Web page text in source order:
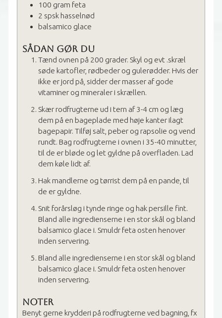
100 gram feta
2 spsk hasselnød
balsamico glace
Sådan gør du
Tænd ovnen på 200 grader. Skyl og evt .skræl
søde kartofler, rødbeder og gulerødder. Hvis der
ikke er jord på, sidder der masser af gode
vitaminer og mineraler i skrællen.
Skær rodfrugterne ud i tern af 3-4 cm og læg
dem på en bageplade med høje kanter ilagt
bagepapir. Tilføj salt, peber og rapsolie og vend
rundt. Bag rodfrugterne i ovnen i 35-40 minutter,
til de er bløde og let gyldne på overfladen. Lad
dem køle lidt af.
Hak mandlerne og tørrist dem på en pande, til
de er gyldne.
Snit forårsløg i tynde ringe og hak persille fint.
Bland alle ingredienserne i en stor skål og bland
balsamico glace i. Smuldr feta osten henover
inden servering.
Bland alle ingredienserne i en stor skål og bland
balsamico glace i. Smuldr feta osten henover
inden servering.
Noter
Benyt gerne krydderi på rodfrugterne ved bagning, fx